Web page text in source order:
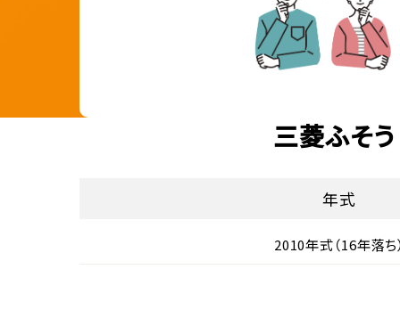
三菱ふそ
年式
2010年式（16年落ち